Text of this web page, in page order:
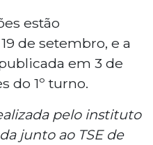
estão
de setembro, e a
em 3 de
do 1º turno.
pelo instituto
junto ao TSE de